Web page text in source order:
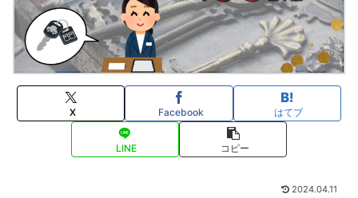
X Facebook はてブ
LINE コピー
2024.04.11